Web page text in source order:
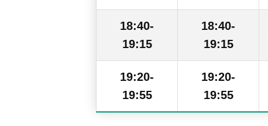
18:40-
19:15
18:40-
19:15
19:20-
19:55
19:20-
19:55